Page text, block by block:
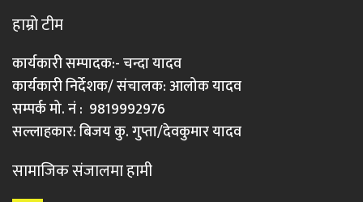
हाम्रो टीम
कार्यकारी सम्पादक:- चन्दा यादव
कार्यकारी निर्देशक/ संचालक: आलोक यादव
सम्पर्क मो. नं : 9819992976
सल्लाहकार: बिजय कु. गुप्ता/देवकुमार यादव
सामाजिक संजालमा हामी